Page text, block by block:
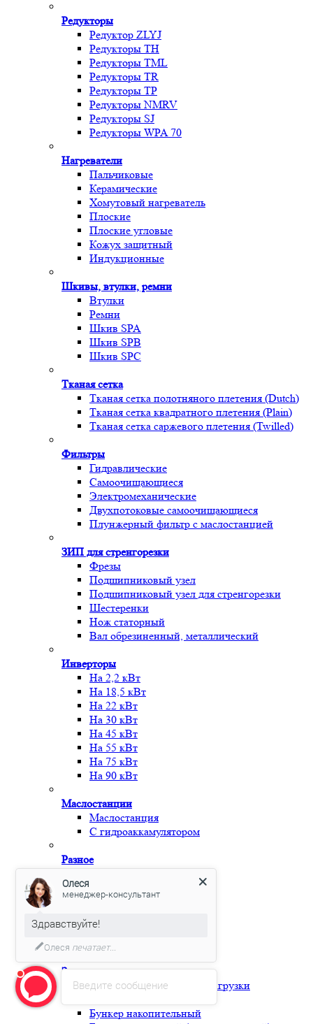
Редукторы
Редуктор ZLYJ
Редукторы TH
Редукторы TML
Редукторы TR
Редукторы TP
Редукторы NMRV
Редукторы SJ
Редукторы WPA 70
Нагреватели
Пальчиковые
Керамические
Хомутовый нагреватель
Плоские
Плоские угловые
Кожух защитный
Индукционные
Шкивы, втулки, ремни
Втулки
Ремни
Шкив SPA
Шкив SPB
Шкив SPC
Тканая сетка
Тканая сетка полотняного плетения (Dutch)
Тканая сетка квадратного плетения (Plain)
Тканая сетка саржевого плетения (Twilled)
Фильтры
Гидравлические
Самоочищающиеся
Электромеханические
Двухпотоковые самоочищающиеся
Плунжерный фильтр с маслостанцией
ЗИП для стренгорезки
Фрезы
Подшипниковый узел
Подшипниковый узел для стренгорезки
Шестеренки
Нож статорный
Вал обрезиненный, металлический
Инверторы
На 2,2 кВт
На 18,5 кВт
На 22 кВт
На 30 кВт
На 45 кВт
На 55 кВт
На 75 кВт
На 90 кВт
Маслостанции
Маслостанция
С гидроаккамулятором
Разное
Металл
Магнитный Сепаратор
Ролик
Узлы и комплектующие
Периферия
Загрузчики
Бункер принудительной загрузки
Бункер накопительный
Введите сообщение
Олеся
менеджер-консультант
Здравствуйте!
Олеся печатает...